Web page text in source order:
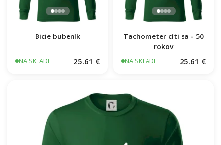
Bicie bubeník
NA SKLADE 25.61 €
Tachometer cíti sa - 50
rokov
NA SKLADE 25.61 €